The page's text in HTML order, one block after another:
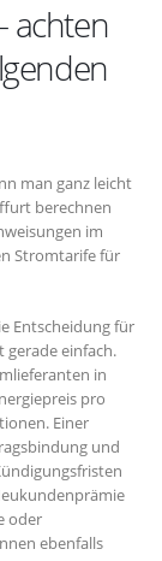
achten
man ganz leicht
berechnen
im
Stromtarife für
Entscheidung für
einfach.
in
pro
Einer
und
oder
ebenfalls